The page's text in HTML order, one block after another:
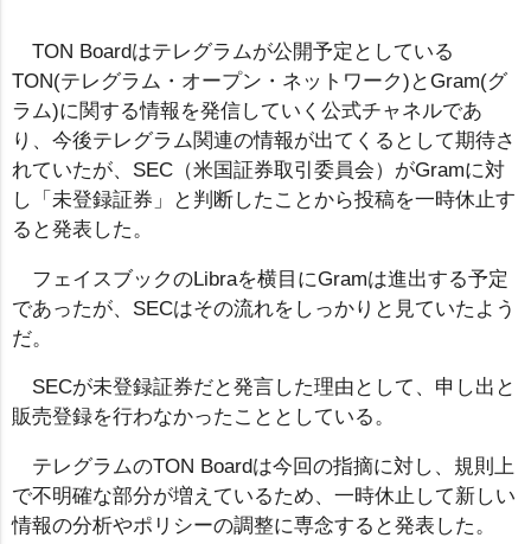
TON Boardはテレグラムが公開予定としている
TON(テレグラム・オープン・ネットワーク)とGram(グ
ラム)に関する情報を発信していく公式チャネルであ
り、今後テレグラム関連の情報が出てくるとして期待さ
れていたが、SEC（米国証券取引委員会）がGramに対
し「未登録証券」と判断したことから投稿を一時休止す
ると発表した。
フェイスブックのLibraを横目にGramは進出する予定
であったが、SECはその流れをしっかりと見ていたよう
だ。
SECが未登録証券だと発言した理由として、申し出と
販売登録を行わなかったこととしている。
テレグラムのTON Boardは今回の指摘に対し、規則上
で不明確な部分が増えているため、一時休止して新しい
情報の分析やポリシーの調整に専念すると発表した。